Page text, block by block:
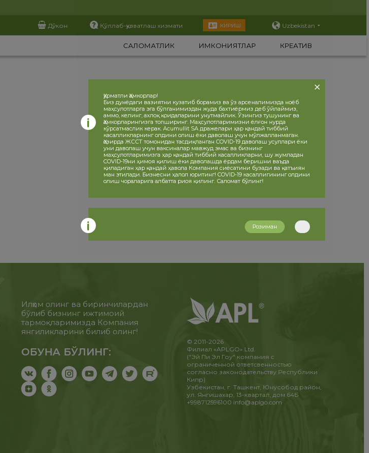
Дўкон Қўллаб-қувватлаш хизмати КИРИШ Uzbekistan
САЛОМАТЛИК ИМКОНИЯТЛАР КРЕАТИВ
Илҳом олинг ва биринчилардан
бўлиб бизнинг ижтимоий
тармоқларимизда Компания
янгиликларини билиб олинг!
ОБУНА БЎЛИНГ:
© 2011-2026
Филиал «APLGO» Ltd.
("Эй Пи Эл Гоу" компания с
ограниченной ответсвенностью
согласно законодательству Республики
Кипр)
Узбекистан, г. Ташкент, Юнусобод район,
ул. Янгишахар, 13-квартал, дом 64Б
+998712596100 info@aplgo.com
Ҳурматли Ҳамкорлар!
Биз дунёдаги вазиятни кузатиб борамиз ва ўз арсеналимизда ноёб
маҳсулотларга эга бўлганимиздан жуда бахтиёрмиз деб ўйлаймиз,
аммо, келинг, ахлоқ қоидаларини унутмайлик. Ўзингиз тушунинг ва
Ҳамкорларингизга топширинг. Маҳсулотларимизни ёлғон нурда
кўрсатмаслик керак. Acumullit SA дражелари ҳар қандай тиббий
касалликларнинг олдини олиш ёки даволаш учун мўлжалланмаган.
Ҳозирда ЖССТ томонидан тасдиқланган COVID-19 даволаш усуллари ёки
уни даволаш учун ваксиналар мавжуд эмас ва бизнинг
маҳсулотларимизга ҳар қандай тиббий касалликларни, шу жумладан
COVID-19ни ҳимоя қилиш ёки даволашда ёрдам беришни ваъда
қиладиган ҳар қандай ҳавола Компания сиёсатини бузади ва қатъиян
ман этилади. Бизнесни ҳалол юритинг! COVID-19 касаллигининг олдини
олиш чораларига албатта риоя қилинг. Саломат бўлинг!
Розиман